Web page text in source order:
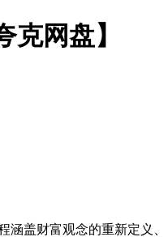
网盘】
盖财富观念的重新定义